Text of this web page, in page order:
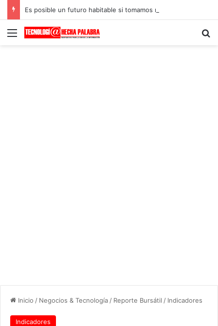
Menú
Inicio / Negocios & Tecnología / Reporte Bursátil / Indicadores
Indicadores